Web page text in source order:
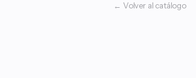
← Volver al catálogo